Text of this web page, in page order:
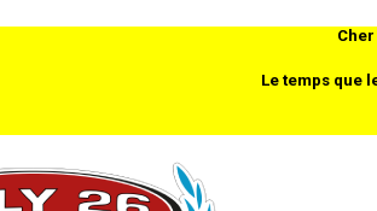
Le temps que